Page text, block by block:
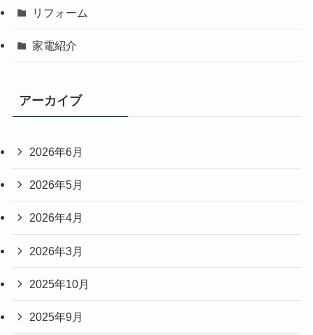
リフォーム
家電紹介
アーカイブ
2026年6月
2026年5月
2026年4月
2026年3月
2025年10月
2025年9月